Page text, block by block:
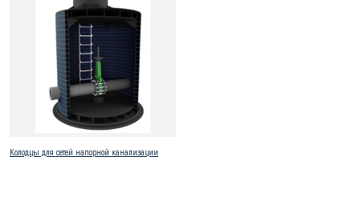
Колодцы для сетей напорной канализации